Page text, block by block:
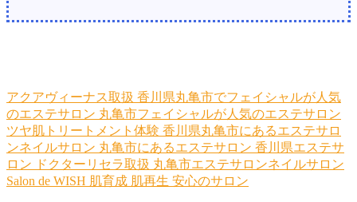
アクアヴィーナス取扱 香川県丸亀市でフェイシャルが人気
のエステサロン 丸亀市フェイシャルが人気のエステサロン
ツヤ肌トリートメント体験 香川県丸亀市にあるエステサロ
ンネイルサロン 丸亀市にあるエステサロン 香川県エステサ
ロン ドクターリセラ取扱 丸亀市エステサロンネイルサロン
Salon de WISH 肌育成 肌再生 安心のサロン